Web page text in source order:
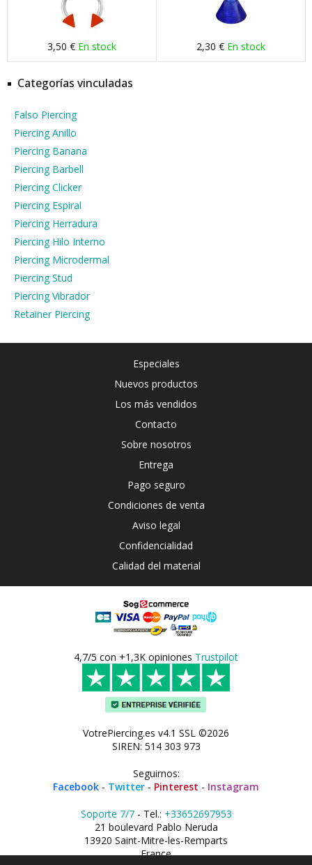
3,50 € En stock 2,30 € En stock
Categorías vinculadas
Falso Piercing
Piercing Anillo
Piercing Banana
Piercing Barbell
Piercing Clicker
Piercing Espiral
Piercing Herradura
Piercing Hilo Interno
Piercing Microdermal
Piercing Stud
Piercing Vibrador
Retainer Piercing
Especiales
Nuevos productos
Los más vendidos
Contacto
Sobre nosotros
Entrega
Pago seguro
Condiciones de venta
Aviso legal
Confidencialidad
Calidad del material
4,7/5 con +1,3K opiniones Trustpilot
VotrePiercing.es v4.1 SSL ©2026
SIREN: 514 303 973
Seguirnos:
Facebook - Twitter - Pinterest - Instagram
Soporte 7/7- Tel.: +33652697953
21 boulevard Pablo Neruda
13920 Saint-Mitre-les-Remparts
France